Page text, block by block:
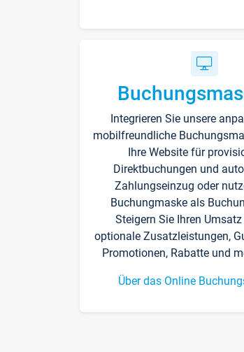
Integrieren Sie unsere
mobilfreundliche
Ihre Website für
Direktbuchungen und
Zahlungseinzug oder
Buchungmaske als
Steigern Sie Ihren
optionale Zusatzleistungen,
Promotionen, Rabatte und
Über das Online